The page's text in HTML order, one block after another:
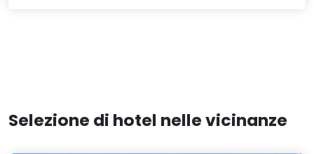
Selezione di hotel nelle vicinanze